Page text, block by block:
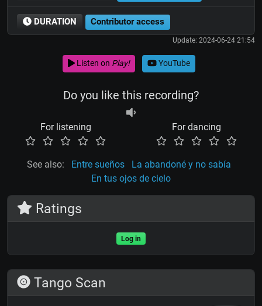
DURATION Contributor access
Update: 2024-06-24 21:54
Listen on Play! YouTube
Do you like this recording?
For listening For dancing
See also: Entre sueños
La abandoné y no sabía
En tus ojos de cielo
Ratings
Log in
Tango Scan